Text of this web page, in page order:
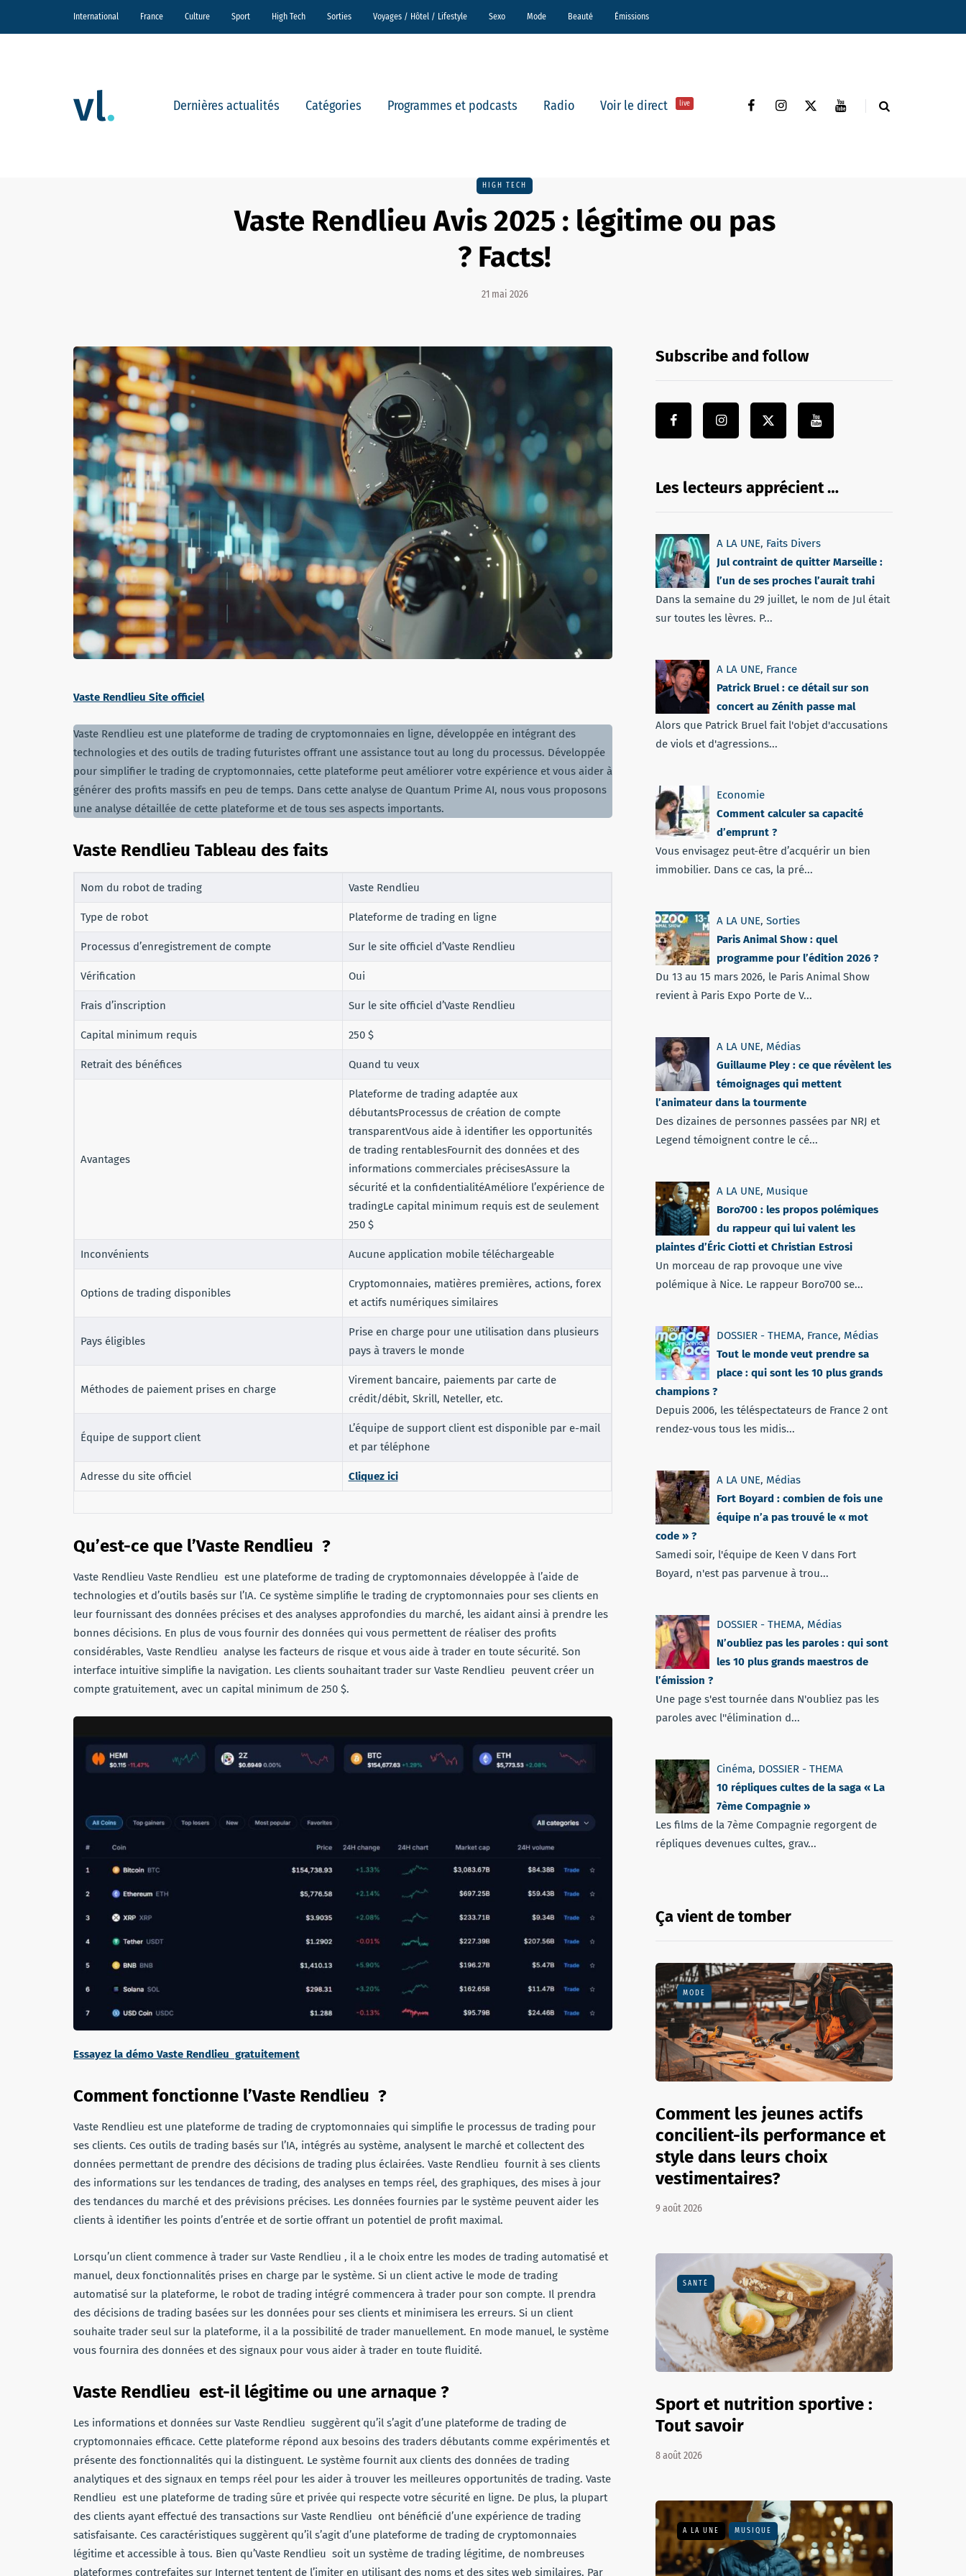
International France Culture Sport High Tech Sorties Voyages / Hôtel / Lifestyle Sexo Mode Beauté Émissions
Dernières actualités Catégories Programmes et podcasts Radio Voir le direct live
HIGH TECH
Vaste Rendlieu Avis 2025 : légitime ou pas
? Facts!
21 mai 2026
Vaste Rendlieu Site officiel
Vaste Rendlieu est une plateforme de trading de cryptomonnaies en ligne, développée en intégrant des
technologies et des outils de trading futuristes offrant une assistance tout au long du processus. Développée
pour simplifier le trading de cryptomonnaies, cette plateforme peut améliorer votre expérience et vous aider à
générer des profits massifs en peu de temps. Dans cette analyse de Quantum Prime AI, nous vous proposons
une analyse détaillée de cette plateforme et de tous ses aspects importants.
Vaste Rendlieu Tableau des faits
Nom du robot de trading Vaste Rendlieu
Type de robot Plateforme de trading en ligne
Processus d’enregistrement de compte Sur le site officiel d’Vaste Rendlieu
Vérification Oui
Frais d’inscription Sur le site officiel d’Vaste Rendlieu
Capital minimum requis 250 $
Retrait des bénéfices Quand tu veux
Avantages
Plateforme de trading adaptée aux
débutantsProcessus de création de compte
transparentVous aide à identifier les opportunités
de trading rentablesFournit des données et des
informations commerciales précisesAssure la
sécurité et la confidentialitéAméliore l’expérience de
tradingLe capital minimum requis est de seulement
250 $
Inconvénients Aucune application mobile téléchargeable
Options de trading disponibles
Cryptomonnaies, matières premières, actions, forex
et actifs numériques similaires
Pays éligibles
Prise en charge pour une utilisation dans plusieurs
pays à travers le monde
Méthodes de paiement prises en charge
Virement bancaire, paiements par carte de
crédit/débit, Skrill, Neteller, etc.
Équipe de support client
L’équipe de support client est disponible par e-mail
et par téléphone
Adresse du site officiel Cliquez ici
Qu’est-ce que l’Vaste Rendlieu ?
Vaste Rendlieu Vaste Rendlieu est une plateforme de trading de cryptomonnaies développée à l’aide de
technologies et d’outils basés sur l’IA. Ce système simplifie le trading de cryptomonnaies pour ses clients en
leur fournissant des données précises et des analyses approfondies du marché, les aidant ainsi à prendre les
bonnes décisions. En plus de vous fournir des données qui vous permettent de réaliser des profits
considérables, Vaste Rendlieu analyse les facteurs de risque et vous aide à trader en toute sécurité. Son
interface intuitive simplifie la navigation. Les clients souhaitant trader sur Vaste Rendlieu peuvent créer un
compte gratuitement, avec un capital minimum de 250 $.
Essayez la démo Vaste Rendlieu gratuitement
Comment fonctionne l’Vaste Rendlieu ?
Vaste Rendlieu est une plateforme de trading de cryptomonnaies qui simplifie le processus de trading pour
ses clients. Ces outils de trading basés sur l’IA, intégrés au système, analysent le marché et collectent des
données permettant de prendre des décisions de trading plus éclairées. Vaste Rendlieu fournit à ses clients
des informations sur les tendances de trading, des analyses en temps réel, des graphiques, des mises à jour
des tendances du marché et des prévisions précises. Les données fournies par le système peuvent aider les
clients à identifier les points d’entrée et de sortie offrant un potentiel de profit maximal.
Lorsqu’un client commence à trader sur Vaste Rendlieu , il a le choix entre les modes de trading automatisé et
manuel, deux fonctionnalités prises en charge par le système. Si un client active le mode de trading
automatisé sur la plateforme, le robot de trading intégré commencera à trader pour son compte. Il prendra
des décisions de trading basées sur les données pour ses clients et minimisera les erreurs. Si un client
souhaite trader seul sur la plateforme, il a la possibilité de trader manuellement. En mode manuel, le système
vous fournira des données et des signaux pour vous aider à trader en toute fluidité.
Vaste Rendlieu est-il légitime ou une arnaque ?
Les informations et données sur Vaste Rendlieu suggèrent qu’il s’agit d’une plateforme de trading de
cryptomonnaies efficace. Cette plateforme répond aux besoins des traders débutants comme expérimentés et
présente des fonctionnalités qui la distinguent. Le système fournit aux clients des données de trading
analytiques et des signaux en temps réel pour les aider à trouver les meilleures opportunités de trading. Vaste
Rendlieu est une plateforme de trading sûre et privée qui respecte votre sécurité en ligne. De plus, la plupart
des clients ayant effectué des transactions sur Vaste Rendlieu ont bénéficié d’une expérience de trading
satisfaisante. Ces caractéristiques suggèrent qu’il s’agit d’une plateforme de trading de cryptomonnaies
légitime et accessible à tous. Bien qu’Vaste Rendlieu soit un système de trading légitime, de nombreuses
plateformes contrefaites sur Internet tentent de l’imiter en utilisant des noms et des sites web similaires. Par
Subscribe and follow
Les lecteurs apprécient …
A LA UNE, Faits Divers
Jul contraint de quitter Marseille :
l’un de ses proches l’aurait trahi
Dans la semaine du 29 juillet, le nom de Jul était
sur toutes les lèvres. P...
A LA UNE, France
Patrick Bruel : ce détail sur son
concert au Zénith passe mal
Alors que Patrick Bruel fait l'objet d'accusations
de viols et d'agressions...
Economie
Comment calculer sa capacité
d’emprunt ?
Vous envisagez peut-être d’acquérir un bien
immobilier. Dans ce cas, la pré...
A LA UNE, Sorties
Paris Animal Show : quel
programme pour l’édition 2026 ?
Du 13 au 15 mars 2026, le Paris Animal Show
revient à Paris Expo Porte de V...
A LA UNE, Médias
Guillaume Pley : ce que révèlent les
témoignages qui mettent
l’animateur dans la tourmente
Des dizaines de personnes passées par NRJ et
Legend témoignent contre le cé...
A LA UNE, Musique
Boro700 : les propos polémiques
du rappeur qui lui valent les
plaintes d’Éric Ciotti et Christian Estrosi
Un morceau de rap provoque une vive
polémique à Nice. Le rappeur Boro700 se...
DOSSIER - THEMA, France, Médias
Tout le monde veut prendre sa
place : qui sont les 10 plus grands
champions ?
Depuis 2006, les téléspectateurs de France 2 ont
rendez-vous tous les midis...
A LA UNE, Médias
Fort Boyard : combien de fois une
équipe n’a pas trouvé le « mot
code » ?
Samedi soir, l'équipe de Keen V dans Fort
Boyard, n'est pas parvenue à trou...
DOSSIER - THEMA, Médias
N’oubliez pas les paroles : qui sont
les 10 plus grands maestros de
l’émission ?
Une page s'est tournée dans N'oubliez pas les
paroles avec l''élimination d...
Cinéma, DOSSIER - THEMA
10 répliques cultes de la saga « La
7ème Compagnie »
Les films de la 7ème Compagnie regorgent de
répliques devenues cultes, grav...
Ça vient de tomber
MODE
Comment les jeunes actifs
concilient-ils performance et
style dans leurs choix
vestimentaires?
9 août 2026
SANTÉ
Sport et nutrition sportive :
Tout savoir
8 août 2026
A LA UNE MUSIQUE